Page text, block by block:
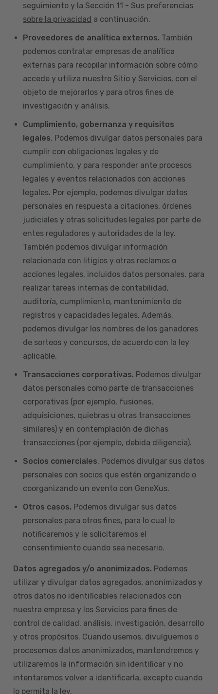
seguimiento y la Sección 11 - Sus preferencias
sobre la privacidad a continuación.
Proveedores de analítica externos. También
podemos contratar empresas de analítica
externas para recopilar información sobre cómo
accede y utiliza nuestro Sitio y Servicios, con el
objeto de mejorarlos y para otros fines de
investigación y análisis.
Cumplimiento, gobernanza y requisitos
legales. Podemos divulgar datos personales para
cumplir con obligaciones legales y de
cumplimiento, y para responder ante procesos
legales y eventos relacionados con acciones
legales. Por ejemplo, podemos divulgar datos
personales en respuesta a citaciones, órdenes
judiciales y otras solicitudes legales por parte de
entes reguladores y autoridades de la ley.
También podemos divulgar información
relacionada con litigios y otras reclamos o
acciones legales, incluidos datos personales, para
realizar tareas internas de contabilidad,
auditoría, cumplimiento, mantenimiento de
registros y capacidades legales. Además,
podemos divulgar los nombres de los ganadores
de sorteos y concursos, de acuerdo con la ley
aplicable.
Transacciones corporativas. Podemos divulgar
datos personales como parte de transacciones
corporativas (por ejemplo, fusiones,
adquisiciones, quiebras u otras transacciones
similares) y en contemplación de dichas
transacciones (por ejemplo, debida diligencia).
Socios comerciales. Podemos divulgar sus datos
personales con socios que estén organizando o
coorganizando un evento con GeneXus.
Otros casos. Podemos divulgar sus datos
personales para otros fines, para lo cual lo
notificaremos y le solicitaremos el
consentimiento cuando sea necesario.
Datos agregados y/o anonimizados. Podemos
utilizar y divulgar datos agregados, anonimizados y
otros datos no identificables relacionados con
nuestra empresa y los Servicios para fines de
control de calidad, análisis, investigación, desarrollo
y otros propósitos. Cuando usemos, divulguemos o
procesemos datos anonimizados, mantendremos y
utilizaremos la información sin identificar y no
intentaremos volver a identificarla, excepto cuando
lo permita la ley.